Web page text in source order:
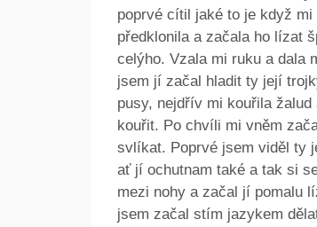
poprvé cítil jaké to je když
předklonila a začala ho lízat
celýho. Vzala mi ruku a dala
jsem jí začal hladit ty její
pusy, nejdřív mi kouřila
kouřit. Po chvíli mi vněm
svlíkat. Poprvé jsem viděl ty
ať jí ochutnam také a tak si
mezi nohy a začal jí pomalu
jsem začal stím jazykem